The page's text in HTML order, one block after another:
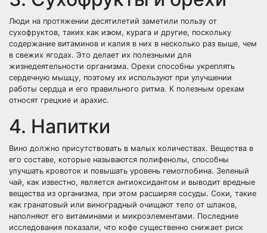
Люди на протяжении десятилетий заметили пользу от
сухофруктов, таких как изюм, курага и другие, поскольку
содержание витаминов и калия в них в несколько раз выше, чем
в свежих ягодах. Это делает их полезными для
жизнедеятельности организма. Орехи способны укреплять
сердечную мышцу, поэтому их используют при улучшении
работы сердца и его правильного ритма. К полезным орехам
относят грецкие и арахис.
4. Напитки
Вино должно присутствовать в малых количествах. Вещества в
его составе, которые называются полифенолы, способны
улучшать кровоток и повышать уровень гемоглобина. Зеленый
чай, как известно, является антиоксидантом и выводит вредные
вещества из организма, при этом расширяя сосуды. Соки, такие
как гранатовый или виноградный очищают тело от шлаков,
наполняют его витаминами и микроэлементами. Последние
исследования показали, что кофе существенно снижает риск